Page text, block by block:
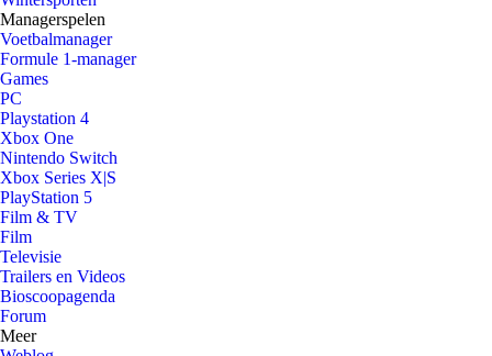
Managerspelen
Voetbalmanager
Formule 1-manager
Games
PC
Playstation 4
Xbox One
Nintendo Switch
Xbox Series X|S
PlayStation 5
Film & TV
Film
Televisie
Trailers en Videos
Bioscoopagenda
Forum
Meer